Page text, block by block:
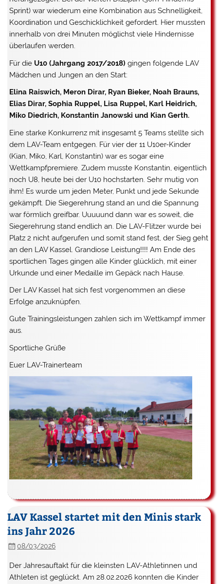
Sprint) war wiederum eine Kombination aus Schnelligkeit,
Koordination und Geschicklichkeit gefordert. Hier mussten
innerhalb von drei Minuten möglichst viele Hindernisse
überlaufen werden.
Für die U10 (Jahrgang 2017/2018) gingen folgende LAV
Mädchen und Jungen an den Start:
Elina Raiswich, Meron Dirar, Ryan Bieker, Noah Brauns,
Elias Dirar, Sophia Ruppel, Lisa Ruppel, Karl Heidrich,
Miko Diedrich, Konstantin Janowski und Kian Gerth.
Eine starke Konkurrenz mit insgesamt 5 Teams stellte sich
dem LAV-Team entgegen. Für vier der 11 U10er-Kinder
(Kian, Miko, Karl, Konstantin) war es sogar eine
Wettkampfpremiere. Zudem musste Konstantin, eigentlich
noch U8, heute bei der U10 hochstarten. Sehr mutig von
ihm! Es wurde um jeden Meter, Punkt und jede Sekunde
gekämpft. Die Siegerehrung stand an und die Spannung
war förmlich greifbar. Uuuuund dann war es soweit, die
Siegerehrung stand endlich an. Die LAV-Flitzer wurde bei
Platz 2 nicht aufgerufen und somit stand fest, der Sieg geht
an den LAV Kassel. Grandiose Leistung!!!! Am Ende des
sportlichen Tages gingen alle Kinder glücklich, mit einer
Urkunde und einer Medaille im Gepäck nach Hause.
Der LAV Kassel hat sich fest vorgenommen an diese
Erfolge anzuknüpfen.
Gute Trainingsleistungen zahlen sich im Wettkampf immer
aus.
Sportliche Grüße
Euer LAV-Trainerteam
LAV Kassel startet mit den Minis stark
ins Jahr 2026
08/03/2026
Der Jahresauftakt für die kleinsten LAV-Athletinnen und
Athleten ist geglückt. Am 28.02.2026 konnten die Kinder